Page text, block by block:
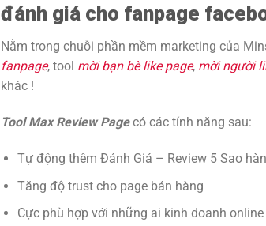
đánh giá cho fanpage
Nằm trong chuỗi phần mềm marketing của
fanpage, tool mời bạn bè like page, mời người
khác !
Tool Max Review Pagecó các tính năng sau:
Tự động thêm Đánh Giá – Review 5 Sao
Tăng độ trust cho page bán hàng
Cực phù hợp với những ai kinh doanh